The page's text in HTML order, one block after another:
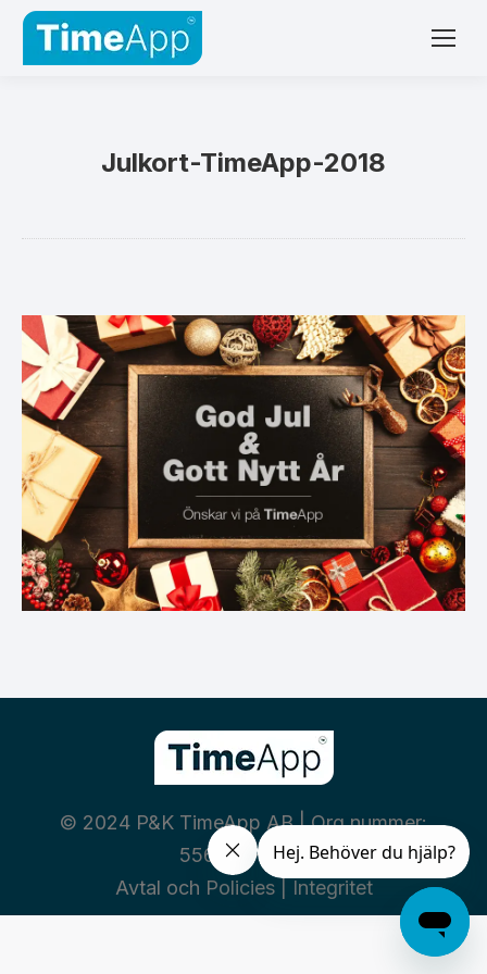
Julkort-TimeApp-2018
© 2024 P&K TimeApp AB | Org nummer:
556460-3669
Avtal och Policies| Integritet